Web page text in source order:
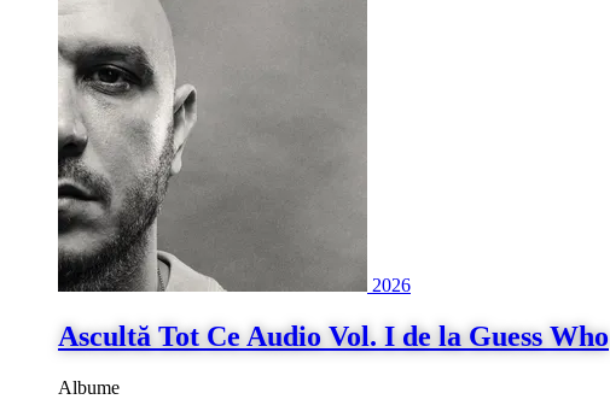
2026
Ascultă Tot Ce Audio Vol. I de la Guess Who
Albume